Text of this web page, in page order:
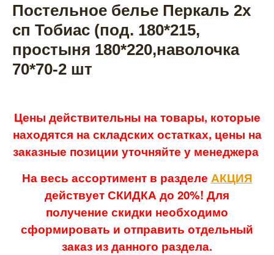
Постельное белье Перкаль 2х
сп Тобиас (под. 180*215,
простыня 180*220,наволочка
70*70-2 шт
Цены действительны на товары, которые
находятся на складских остатках, цены на
заказные позиции уточняйте у менеджера
На весь ассортимент в разделе АКЦИЯ
действует СКИДКА до 20%! Для
получение скидки необходимо
сформировать и отправить отдельный
заказ из данного раздела.